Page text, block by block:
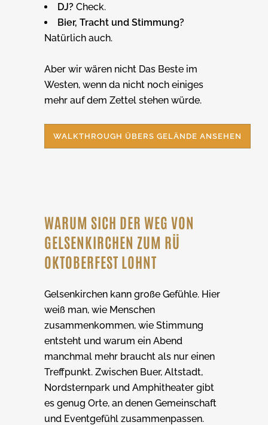
DJ? Check.
Bier, Tracht und Stimmung?
Natürlich auch.
Aber wir wären nicht Das Beste im
Westen, wenn da nicht noch einiges
mehr auf dem Zettel stehen würde.
WALKTHROUGH ÜBERS GELÄNDE ANSEHEN
WARUM SICH DER WEG VON
GELSENKIRCHEN ZUM RÜ
OKTOBERFEST LOHNT
Gelsenkirchen kann große Gefühle. Hier
weiß man, wie Menschen
zusammenkommen, wie Stimmung
entsteht und warum ein Abend
manchmal mehr braucht als nur einen
Treffpunkt. Zwischen Buer, Altstadt,
Nordsternpark und Amphitheater gibt
es genug Orte, an denen Gemeinschaft
und Eventgefühl zusammenpassen.